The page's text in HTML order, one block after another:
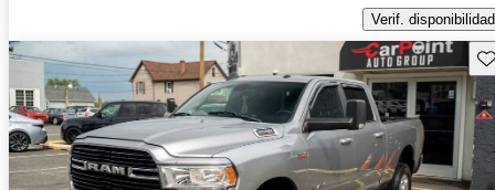
Verif. disponibilidad